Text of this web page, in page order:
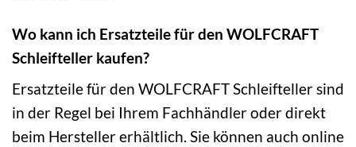
Wo kann ich Ersatzteile für den WOLFCRAFT
Schleifteller kaufen?
Ersatzteile für den WOLFCRAFT Schleifteller sind
in der Regel bei Ihrem Fachhändler oder direkt
beim Hersteller erhältlich. Sie können auch online